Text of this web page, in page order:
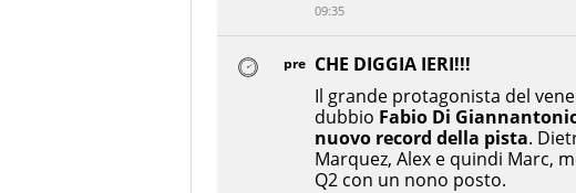
pre CHE DIGGIA IERI!!!
Il grande protagonista del
dubbio Fabio Di
nuovo record della pista.
Marquez, Alex e quindi Marc,
Q2 con un nono posto.
09:35